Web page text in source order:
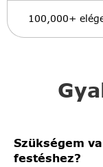
Szükségem
festéshez?
100,000+